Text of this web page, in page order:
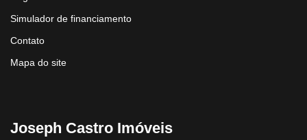
Simulador de financiamento
Contato
Mapa do site
Joseph Castro Imóveis